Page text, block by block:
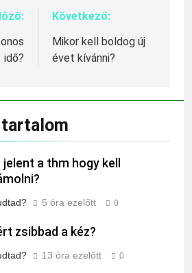
idő?
Következő:
Mikor kell boldog új
évet kívánni?
tartalom
jelent a thm hogy kell
5 óra ezelőtt 0
zsibbad a kéz?
13 óra ezelőtt 0